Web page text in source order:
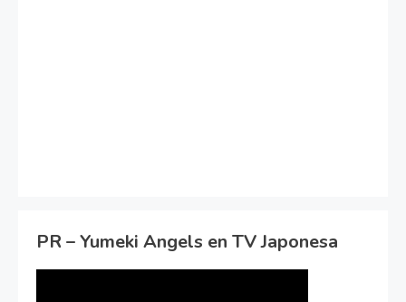
PR – Yumeki Angels en TV Japonesa